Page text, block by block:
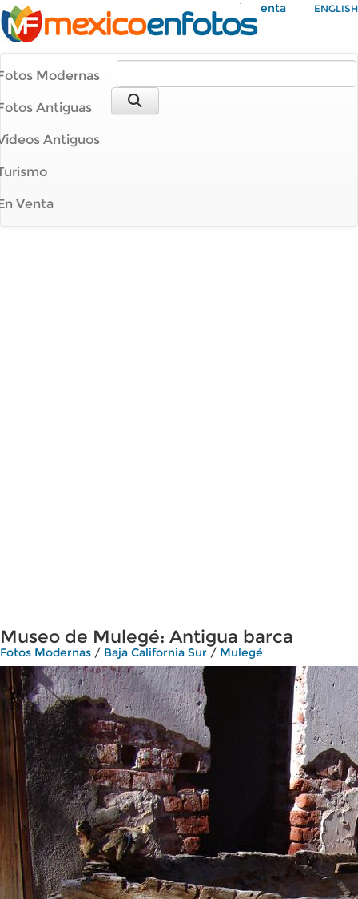
Mi Cuenta ENGLISH
Modernas
Antiguas
Antiguos
Venta
Museo de Mulegé: Antigua barca
Fotos Modernas / Baja California Sur / Mulegé